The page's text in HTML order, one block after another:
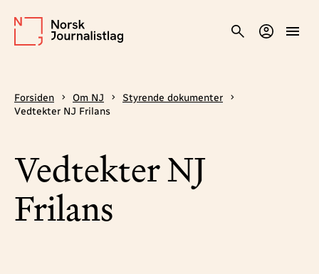
Forsiden Om NJ
Styrende dokumenter
Vedtekter NJ Frilans
Vedtekter NJ
Frilans